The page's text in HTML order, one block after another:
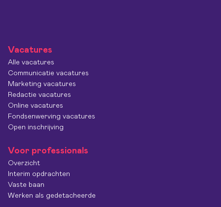
Vacatures
Alle vacatures
Communicatie vacatures
Marketing vacatures
Redactie vacatures
Online vacatures
Fondsenwerving vacatures
Open inschrijving
Voor professionals
Overzicht
Interim opdrachten
Vaste baan
Werken als gedetacheerde